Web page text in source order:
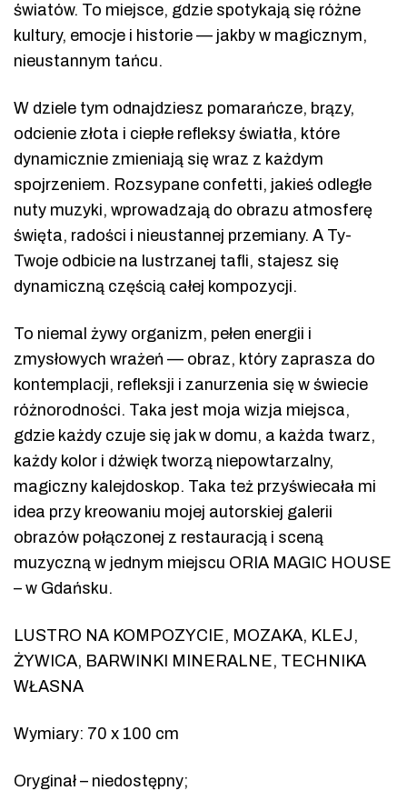
światów. To miejsce, gdzie spotykają się różne
kultury, emocje i historie — jakby w magicznym,
nieustannym tańcu.
W dziele tym odnajdziesz pomarańcze, brązy,
odcienie złota i ciepłe refleksy światła, które
dynamicznie zmieniają się wraz z każdym
spojrzeniem. Rozsypane confetti, jakieś odległe
nuty muzyki, wprowadzają do obrazu atmosferę
święta, radości i nieustannej przemiany. A Ty-
Twoje odbicie na lustrzanej tafli, stajesz się
dynamiczną częścią całej kompozycji.
To niemal żywy organizm, pełen energii i
zmysłowych wrażeń — obraz, który zaprasza do
kontemplacji, refleksji i zanurzenia się w świecie
różnorodności. Taka jest moja wizja miejsca,
gdzie każdy czuje się jak w domu, a każda twarz,
każdy kolor i dźwięk tworzą niepowtarzalny,
magiczny kalejdoskop. Taka też przyświecała mi
idea przy kreowaniu mojej autorskiej galerii
obrazów połączonej z restauracją i sceną
muzyczną w jednym miejscu ORIA MAGIC HOUSE
– w Gdańsku.
LUSTRO NA KOMPOZYCIE, MOZAKA, KLEJ,
ŻYWICA, BARWINKI MINERALNE, TECHNIKA
WŁASNA
Wymiary: 70 x 100 cm
Oryginał – niedostępny;